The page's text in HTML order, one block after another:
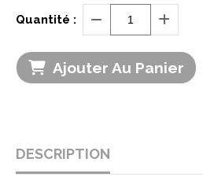
Quantité :
Ajouter Au Panier
DESCRIPTION